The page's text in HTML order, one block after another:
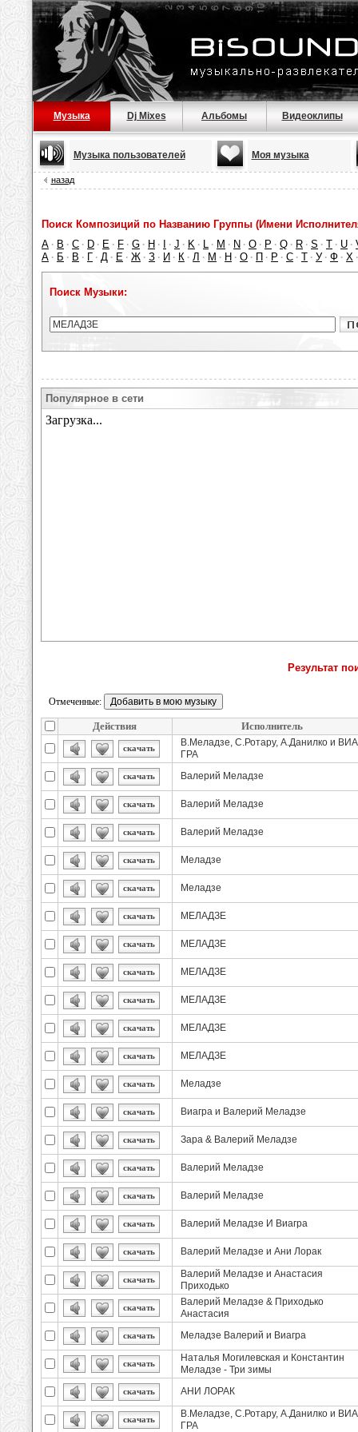
Музыка Dj Mixes Альбомы Видеоклипы
Музыка пользователей Моя музыка
назад
Поиск Композиций по Названию Группы (Имени
A · B · C · D · E · F · G · H · · J · K · L · M · N · O · P · Q · R · S · T · U ·
А · Б · В · Г · Д · Е · Ж · З · И · К · Л · М · Н · О · П · Р · С · Т · У · Ф · Х
Поиск Музыки:
Популярное в сети
Результат
Отмеченные:
Действия Исполнитель
скачать
В.Меладзе, С.Ротару, А.Данилко и ВИА
ГРА
скачать Валерий Меладзе
скачать Валерий Меладзе
скачать Валерий Меладзе
скачать Меладзе
скачать Меладзе
скачать МЕЛАДЗЕ
скачать МЕЛАДЗЕ
скачать МЕЛАДЗЕ
скачать МЕЛАДЗЕ
скачать МЕЛАДЗЕ
скачать МЕЛАДЗЕ
скачать Меладзе
скачать Виагра и Валерий Меладзе
скачать Зара & Валерий Меладзе
скачать Валерий Меладзе
скачать Валерий Меладзе
скачать Валерий Меладзе И Виагра
скачать Валерий Меладзе и Ани Лорак
скачать
Валерий Меладзе и Анастасия
Приходько
скачать
Валерий Меладзе & Приходько
Анастасия
скачать Меладзе Валерий и Виагра
скачать
Наталья Могилевская и Константин
Меладзе - Три зимы
скачать АНИ ЛОРАК
скачать
В.Меладзе, С.Ротару, А.Данилко и ВИА
ГРА